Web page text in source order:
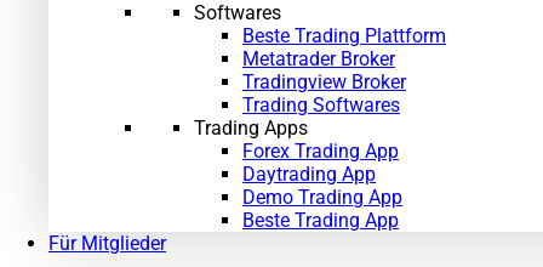
Softwares
Beste Trading Plattform
Metatrader Broker
Tradingview Broker
Trading Softwares
Trading Apps
Forex Trading App
Daytrading App
Demo Trading App
Beste Trading App
Für Mitglieder